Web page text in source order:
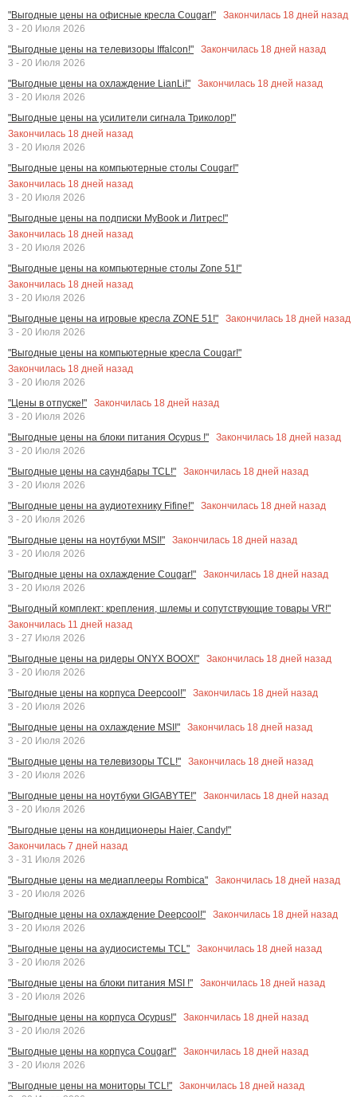
"Выгодные цены на офисные кресла Cougar!" Закончилась 18 дней назад
3 - 20 Июля 2026
"Выгодные цены на телевизоры Iffalcon!"
Закончилась 18 дней назад
3 - 20 Июля 2026
"Выгодные цены на охлаждение LianLi!"
Закончилась 18 дней назад
3 - 20 Июля 2026
"Выгодные цены на усилители сигнала Триколор!"
Закончилась 18 дней назад
3 - 20 Июля 2026
"Выгодные цены на компьютерные столы Cougar!"
Закончилась 18 дней назад
3 - 20 Июля 2026
"Выгодные цены на подписки MyBook и Литрес!"
Закончилась 18 дней назад
3 - 20 Июля 2026
"Выгодные цены на компьютерные столы Zone 51!"
Закончилась 18 дней назад
3 - 20 Июля 2026
"Выгодные цены на игровые кресла ZONE 51!"
Закончилась 18 дней назад
3 - 20 Июля 2026
"Выгодные цены на компьютерные кресла Cougar!"
Закончилась 18 дней назад
3 - 20 Июля 2026
"Цены в отпуске!"
Закончилась 18 дней назад
3 - 20 Июля 2026
"Выгодные цены на блоки питания Ocypus !"
Закончилась 18 дней назад
3 - 20 Июля 2026
"Выгодные цены на саундбары TCL!"
Закончилась 18 дней назад
3 - 20 Июля 2026
"Выгодные цены на аудиотехнику Fifine!"
Закончилась 18 дней назад
3 - 20 Июля 2026
"Выгодные цены на ноутбуки MSI!"
Закончилась 18 дней назад
3 - 20 Июля 2026
"Выгодные цены на охлаждение Cougar!"
Закончилась 18 дней назад
3 - 20 Июля 2026
"Выгодный комплект: крепления, шлемы и сопутствующие товары VR!"
Закончилась 11 дней назад
3 - 27 Июля 2026
"Выгодные цены на ридеры ONYX BOOX!"
Закончилась 18 дней назад
3 - 20 Июля 2026
"Выгодные цены на корпуса Deepcool!"
Закончилась 18 дней назад
3 - 20 Июля 2026
"Выгодные цены на охлаждение MSI!"
Закончилась 18 дней назад
3 - 20 Июля 2026
"Выгодные цены на телевизоры TCL!"
Закончилась 18 дней назад
3 - 20 Июля 2026
"Выгодные цены на ноутбуки GIGABYTE!"
Закончилась 18 дней назад
3 - 20 Июля 2026
"Выгодные цены на кондиционеры Haier, Candy!"
Закончилась 7 дней назад
3 - 31 Июля 2026
"Выгодные цены на медиаплееры Rombica"
Закончилась 18 дней назад
3 - 20 Июля 2026
"Выгодные цены на охлаждение Deepcool!"
Закончилась 18 дней назад
3 - 20 Июля 2026
"Выгодные цены на аудиосистемы TCL"
Закончилась 18 дней назад
3 - 20 Июля 2026
"Выгодные цены на блоки питания MSI !"
Закончилась 18 дней назад
3 - 20 Июля 2026
"Выгодные цены на корпуса Ocypus!"
Закончилась 18 дней назад
3 - 20 Июля 2026
"Выгодные цены на корпуса Cougar!"
Закончилась 18 дней назад
3 - 20 Июля 2026
"Выгодные цены на мониторы TCL!"
Закончилась 18 дней назад